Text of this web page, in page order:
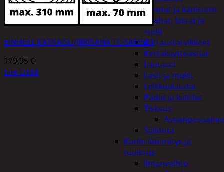
Kannut ja kanisterit
Kauhat, lastat ja
sudit
Kattaustarvikkeet
Kertakäyttöastiat
Lautaset
Lasit ja mukit
Leikkuulaudat
Padat ja kattilat
Tiskaus
Säilöntä
Kodin lämmitys ja
tuuletus
Ilmanvaihto
EINHELL KATKAISU/JIIRISAHA TC-SM2531
179,95 €
Lue Lisää